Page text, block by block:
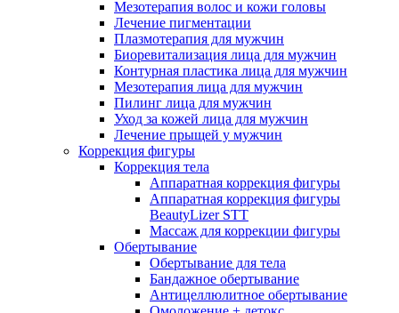
Мезотерапия волос и кожи головы
Лечение пигментации
Плазмотерапия для мужчин
Биоревитализация лица для мужчин
Контурная пластика лица для мужчин
Мезотерапия лица для мужчин
Пилинг лица для мужчин
Уход за кожей лица для мужчин
Лечение прыщей у мужчин
Коррекция фигуры
Коррекция тела
Аппаратная коррекция фигуры
Аппаратная коррекция фигуры
BeautyLizer STT
Массаж для коррекции фигуры
Обертывание
Обертывание для тела
Бандажное обертывание
Антицеллюлитное обертывание